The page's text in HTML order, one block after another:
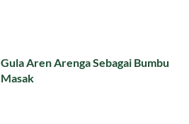
Gula Aren Arenga Sebagai Bumbu
Masak